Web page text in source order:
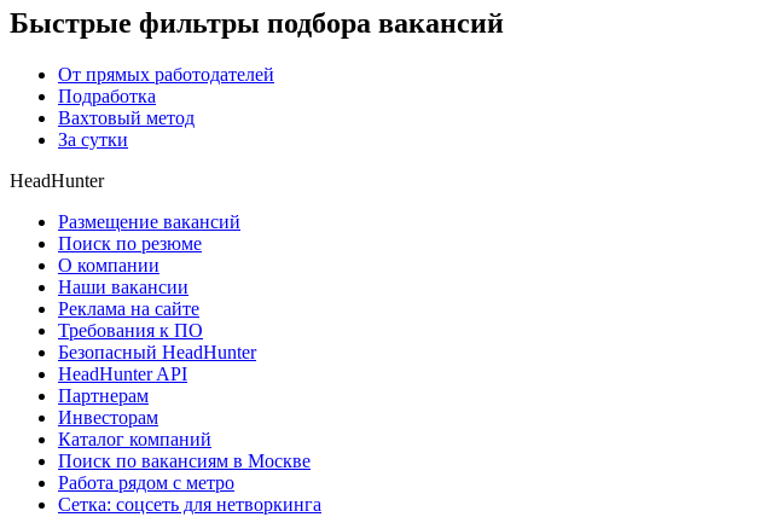
Быстрые фильтры подбора вакансий
От прямых работодателей
Подработка
Вахтовый метод
За сутки
HeadHunter
Размещение вакансий
Поиск по резюме
О компании
Наши вакансии
Реклама на сайте
Требования к ПО
Безопасный HeadHunter
HeadHunter API
Партнерам
Инвесторам
Каталог компаний
Поиск по вакансиям в Москве
Работа рядом с метро
Сетка: соцсеть для нетворкинга